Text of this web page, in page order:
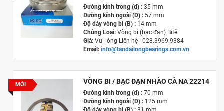
Đường kính trong (d) :35 mm
Đường kính ngoài (D) :57 mm
Độ dày vòng bi (B) :14 mm
Chủng Loại: Vòng bi (bạc đạn) Bitê
Giá:Vui lòng Liên hệ - 028.3969.9384
Email: info@tandailongbearings.com.vn
MỚI VÒNG BI / BẠC ĐẠN NHÀO CÀ NA 22214
Đường kính trong (d) :70 mm
Đường kính ngoài (D) :125 mm